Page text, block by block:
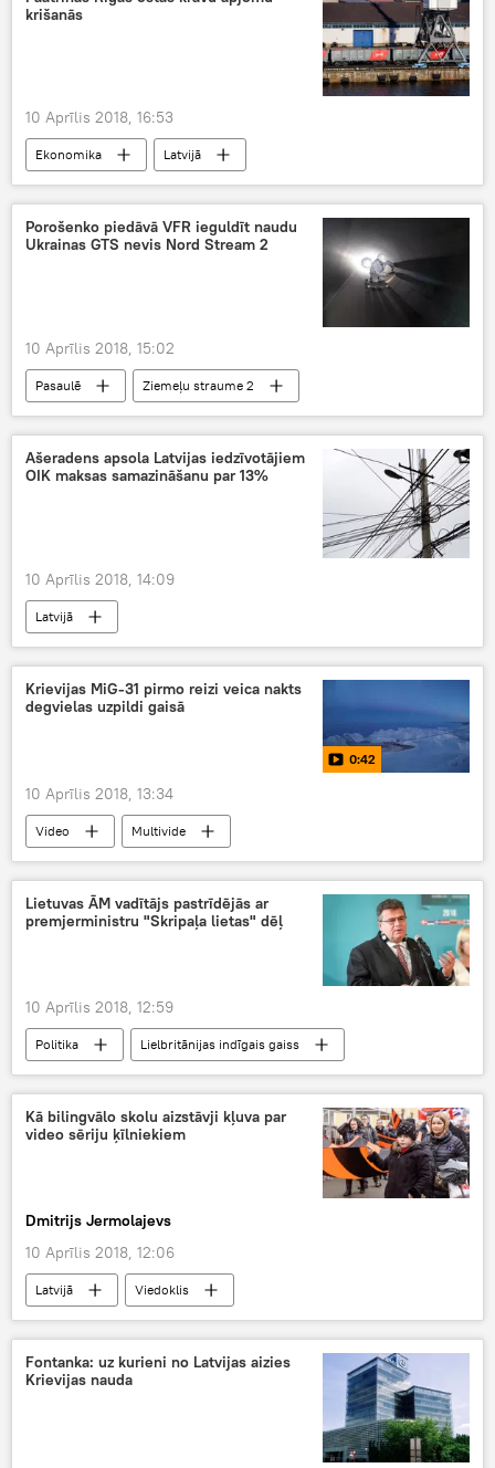
krišanās
10 Aprīlis 2018, 16:53
Ekonomika Latvijā
Porošenko piedāvā VFR ieguldīt naudu
Ukrainas GTS nevis Nord Stream 2
10 Aprīlis 2018, 15:02
Pasaulē Ziemeļu straume 2
Ašeradens apsola Latvijas iedzīvotājiem
OIK maksas samazināšanu par 13%
10 Aprīlis 2018, 14:09
Latvijā
Krievijas MiG-31 pirmo reizi veica nakts
degvielas uzpildi gaisā
0:42
10 Aprīlis 2018, 13:34
Video Multivide
Lietuvas ĀM vadītājs pastrīdējās ar
premjerministru "Skripaļa lietas" dēļ
10 Aprīlis 2018, 12:59
Politika Lielbritānijas indīgais gaiss
Kā bilingvālo skolu aizstāvji kļuva par
video sēriju ķīlniekiem
Dmitrijs Jermolajevs
10 Aprīlis 2018, 12:06
Latvijā
Viedoklis
Izglītība latviešu valodā - latviskuma stiprināšana vai fašisms?
Fontanka: uz kurieni no Latvijas aizies
Krievijas nauda